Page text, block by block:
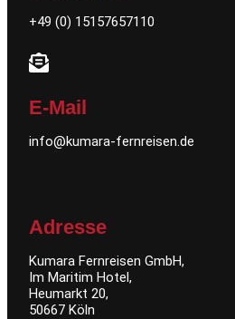
+49 (0) 15157657110
E-Mail
info@kumara-fernreisen.de
Adresse
Kumara Fernreisen GmbH,
Im Maritim Hotel,
Heumarkt 20,
50667 Köln